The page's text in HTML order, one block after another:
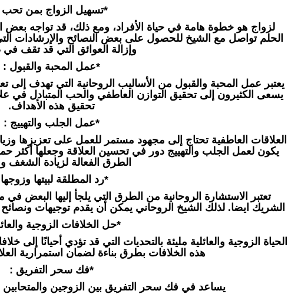
*تسهيل الزواج بمن
لزواج هو خطوة هامة في حياة الأفراد، ومع ذلك، قد تواجه بعض
الحلم تواصل مع الشيخ للحصول على بعض النصائح والإرشادات
وإزالة العوائق التي قد تقف
*عمل المحبة والقبول :
يعتبر عمل المحبة والقبول من الأساليب الروحانية التي تهدف إلى
يسعى الكثيرون إلى تحقيق التوازن العاطفي والحب المتبادل في
تحقيق هذه الأهداف.
*عمل الجلب والتهييج :
العلاقات العاطفية تحتاج إلى مجهود مستمر للعمل على تعزيزها
يكون لعمل الجلب والتهييج دور في تحسين العلاقة وجعلها
الطرق الفعالة لزيادة الشغف
*رد المطلقة لبيتها
تعتبر الاستشارة الروحانية من الطرق التي يلجأ إليها البعض
الشريك ايضا. لذلك الشيخ الروحاني يمكن أن يقدم توجيهات
*حل الخلافات الزوجية
الحياة الزوجية والعائلية مليئة بالتحديات التي قد تؤدي أحيانًا
هذه الخلافات بطرق بناءة لضمان استمرارية
*فك سحر التفريق :
يساعد في فك سحر التفريق بين الزوجين والمتحابين